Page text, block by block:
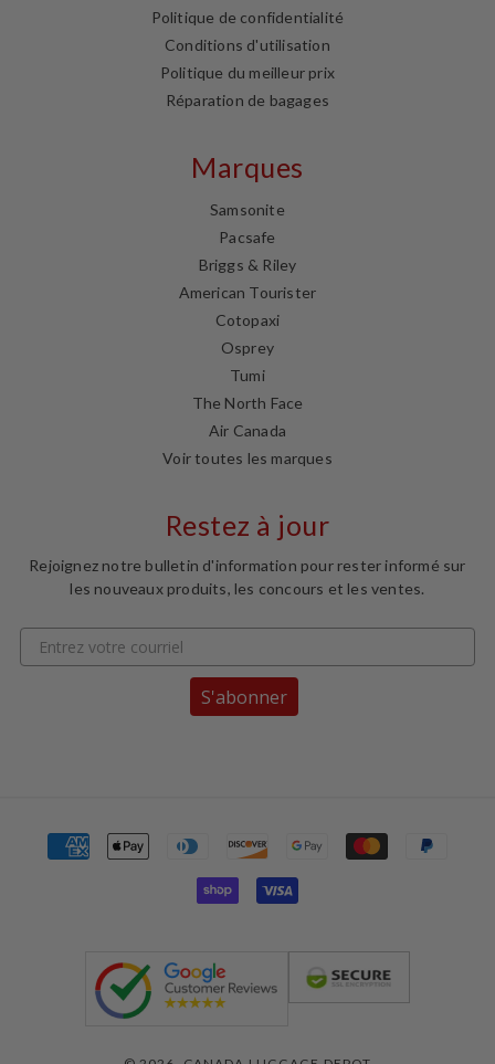
Politique de confidentialité
Conditions d'utilisation
Politique du meilleur prix
Réparation de bagages
Marques
Samsonite
Pacsafe
Briggs & Riley
American Tourister
Cotopaxi
Osprey
Tumi
The North Face
Air Canada
Voir toutes les marques
Restez à jour
Rejoignez notre bulletin d'information pour rester informé sur
les nouveaux produits, les concours et les ventes.
S'abonner
de
paiement